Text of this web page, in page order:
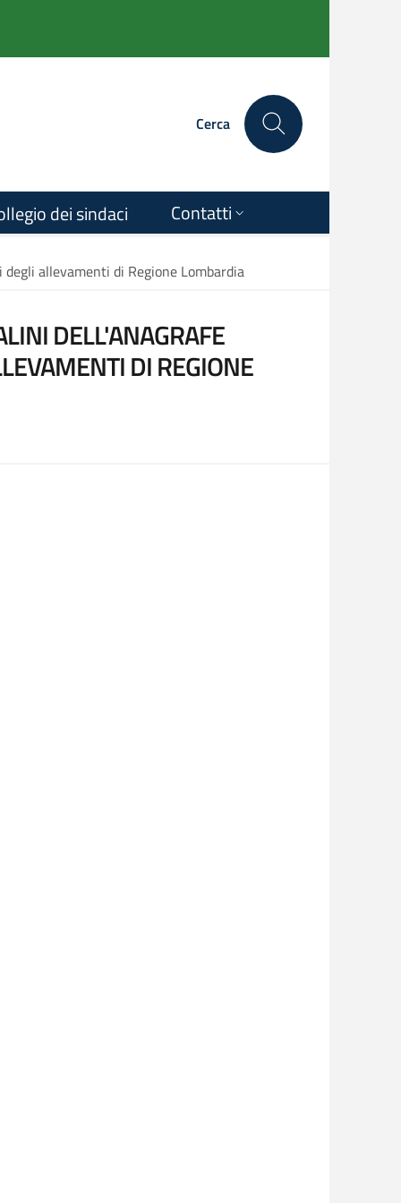
Cerca
dei sindaci Contatti
allevamenti di Regione Lombardia
DELL'ANAGRAFE
DI REGIONE